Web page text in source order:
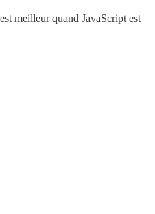
meilleur quand JavaScript est